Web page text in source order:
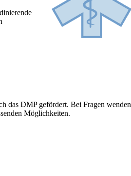
das DMP gefördert. Bei Fragen wenden
Möglichkeiten.